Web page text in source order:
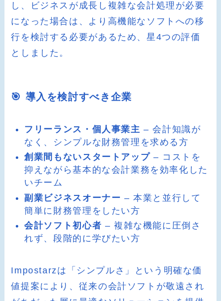
し、ビジネスが成長し複雑な会計処理が必要
になった場合は、より高機能なソフトへの移
行を検討する必要があるため、星4つの評価
としました。
🎯 導入を検討すべき企業
フリーランス・個人事業主 – 会計知識が
なく、シンプルな財務管理を求める方
創業間もないスタートアップ – コストを
抑えながら基本的な会計業務を効率化した
いチーム
副業ビジネスオーナー – 本業と並行して
簡単に財務管理をしたい方
会計ソフト初心者 – 複雑な機能に圧倒さ
れず、段階的に学びたい方
Impostarzは「シンプルさ」という明確な価
値提案により、従来の会計ソフトが敬遠され